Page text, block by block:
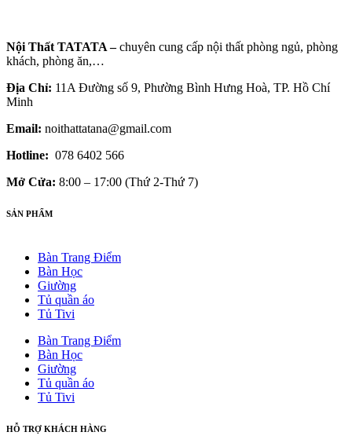
Nội Thất TATATA –chuyên cung cấp nội thất phòng ngủ, phòng
khách, phòng ăn,…
Địa Chỉ: 11A Đường số 9, Phường Bình Hưng Hoà, TP. Hồ Chí
Minh
Email: noithattatana@gmail.com
Hotline: 078 6402 566
Mở Cửa: 8:00 – 17:00 (Thứ 2-Thứ 7)
SẢN PHẨM
Bàn Trang Điểm
Bàn Học
Giường
Tủ quần áo
Tủ Tivi
Bàn Trang Điểm
Bàn Học
Giường
Tủ quần áo
Tủ Tivi
HỖ TRỢ KHÁCH HÀNG